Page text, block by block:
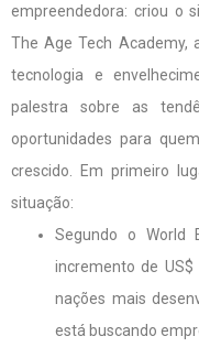
empreendedora: criou o
The Age Tech Academy,
tecnologia e
palestra sobre as
oportunidades para
crescido. Em primeiro
situação:
Segundo o World
incremento de
nações mais
está buscando